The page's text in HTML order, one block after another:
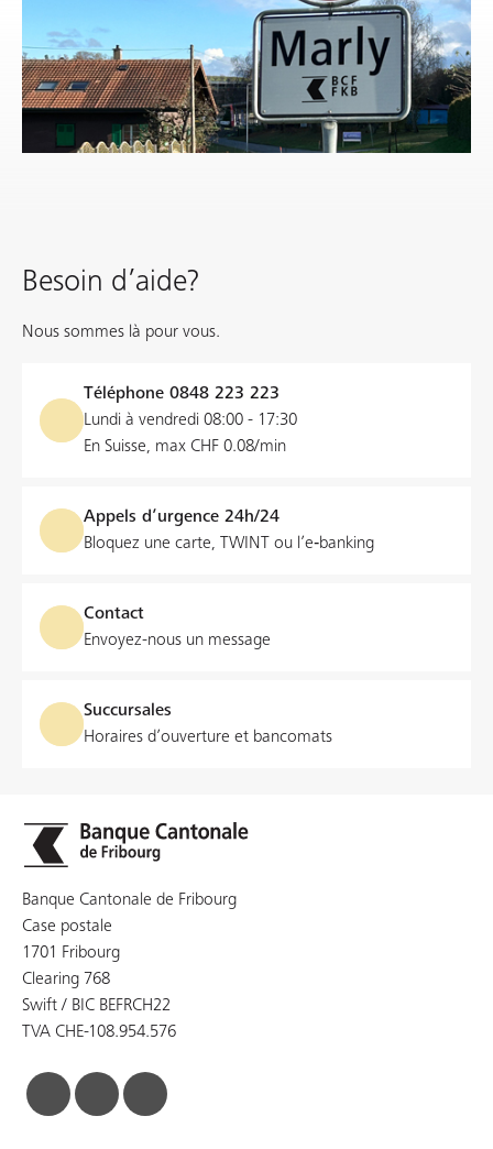
Besoin d’aide?
Nous sommes là pour vous.
Téléphone 0848 223 223
Lundi à vendredi 08:00 - 17:30
En Suisse, max CHF 0.08/min
Appels d’urgence 24h/24
Bloquez une carte, TWINT ou l’e‑banking
Contact
Envoyez-nous un message
Succursales
Horaires d’ouverture et bancomats
Banque Cantonale de Fribourg
Case postale
1701 Fribourg
Clearing 768
Swift / BIC BEFRCH22
TVA CHE-108.954.576